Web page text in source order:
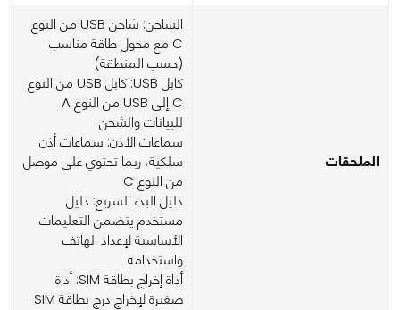
الملحقات
الشاحن: شاحن USB من النوع
C مع محول طاقة مناسب
(حسب المنطقة)
كابل USB: كابل USB من النوع
C إلى USB من النوع A
للبيانات والشحن
سماعات الأذن: سماعات أذن
سلكية، ربما تحتوي على موصل
من النوع C
دليل البدء السريع: دليل
مستخدم يتضمن التعليمات
الأساسية لإعداد الهاتف
واستخدامه
أداة إخراج بطاقة SIM: أداة
صغيرة لإخراج درج بطاقة SIM